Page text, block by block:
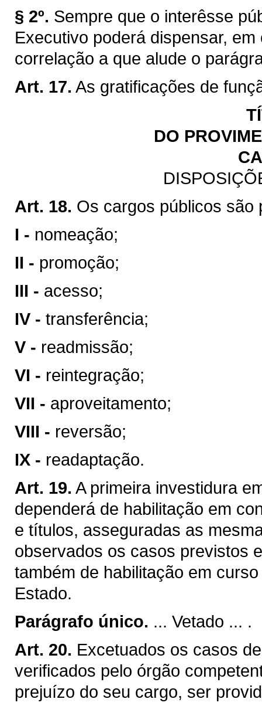
§ 2º. Sempre que o interêsse
Executivo poderá dispensar,
correlação a que alude o
Art. 17. As gratificações de
DO
Art. 18. Os cargos públicos são
I - nomeação;
II - promoção;
III - acesso;
IV - transferência;
V - readmissão;
VI - reintegração;
VII - aproveitamento;
VIII - reversão;
IX - readaptação.
Art. 19. A primeira investidura
dependerá de habilitação em
e títulos, asseguradas as
observados os casos previstos
também de habilitação em
Estado.
Parágrafo único. ... Vetado ... .
Art. 20. Excetuados os casos
verificados pelo órgão
prejuízo do seu cargo, ser